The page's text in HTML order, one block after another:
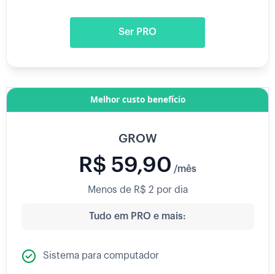
Ser PRO
Melhor custo benefício
GROW
R$ 59,90 /mês
Menos de R$ 2 por dia
Tudo em PRO e mais:
Sistema para computador